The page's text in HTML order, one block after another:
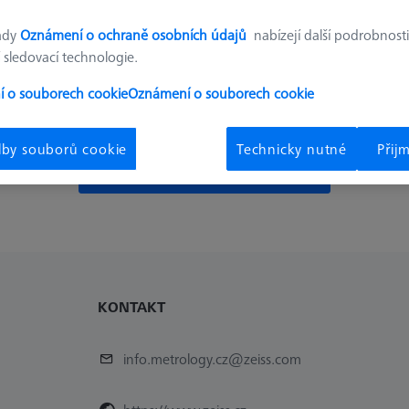
v nabídce žádné produkty. Zkuste obnovit
Odstranění posledního filtru
KONTAKT
info.metrology.cz@zeiss.com
Oznámení o ochraně osobních údajů nabízejí další
technologie.
o souborech cookieOznámení o souborech cookie
souborů cookie Technicky nutné